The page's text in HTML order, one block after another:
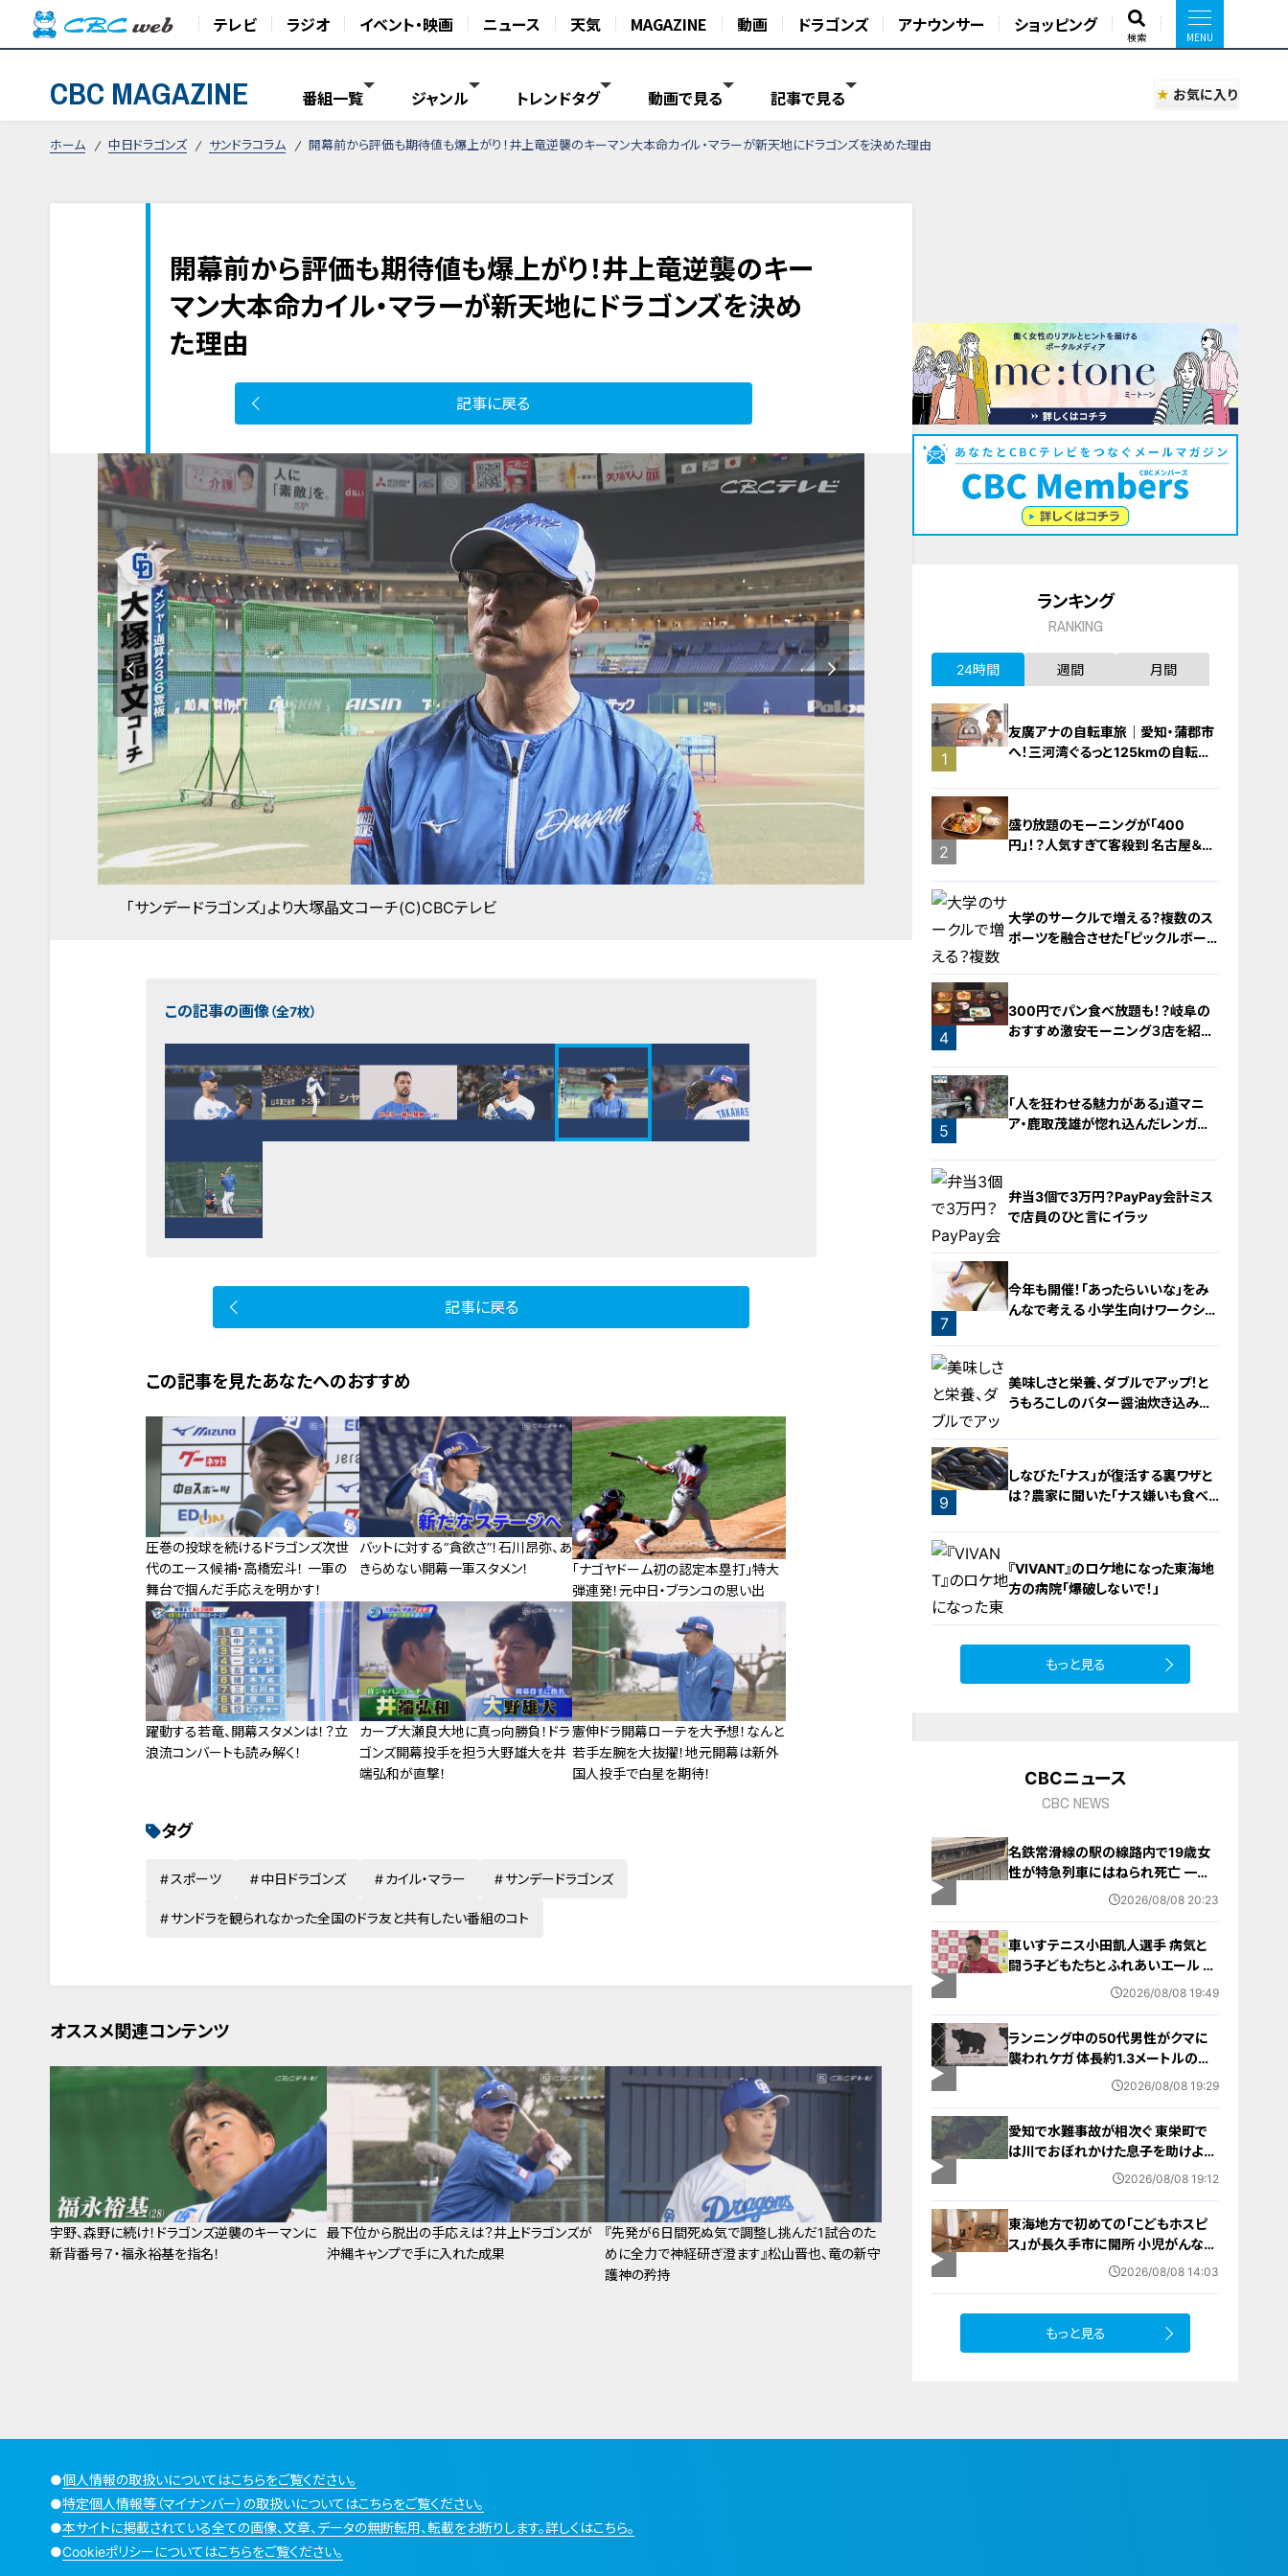
テレビ ラジオ イベント・映画 ニュース 天気 MAGAZINE 動画 ドラゴンズ アナウンサー ショッピング
検索
CBC MAGAZINE 番組一覧 ジャンル トレンドタグ 動画で見る 記事で見る お気に入り
ホーム 中日ドラゴンズ サンドラコラム 開幕前から評価も期待値も爆上がり！井上竜逆襲のキーマン大本命カイル・マラーが新天地にドラゴンズを決めた理由
開幕前から評価も期待値も爆上がり！井上竜逆襲のキー
マン大本命カイル・マラーが新天地にドラゴンズを決め
た理由
記事に戻る
「サンデードラゴンズ」より大塚晶文コーチ(C)CBCテレビ
この記事の画像（全7枚）
記事に戻る
この記事を見たあなたへのおすすめ
圧巻の投球を続けるドラゴンズ次世
代のエース候補・高橋宏斗！ 一軍の
舞台で掴んだ手応えを明かす！
バットに対する“貪欲さ”！石川昂弥、あ
きらめない開幕一軍スタメン！
「ナゴヤドーム初の認定本塁打」特大
弾連発！元中日・ブランコの思い出
躍動する若竜、開幕スタメンは！？立
浪流コンバートも読み解く！
カープ大瀬良大地に真っ向勝負！ドラ
ゴンズ開幕投手を担う大野雄大を井
端弘和が直撃！
憲伸ドラ開幕ローテを大予想！なんと
若手左腕を大抜擢！地元開幕は新外
国人投手で白星を期待！
タグ
スポーツ 中日ドラゴンズ カイル・マラー サンデードラゴンズ
サンドラを観られなかった全国のドラ友と共有したい番組のコト
オススメ関連コンテンツ
宇野、森野に続け！ドラゴンズ逆襲のキーマンに
新背番号７・福永裕基を指名！
最下位から脱出の手応えは？井上ドラゴンズが
沖縄キャンプで手に入れた成果
『先発が6日間死ぬ気で調整し挑んだ1試合のた
めに全力で神経研ぎ澄ます』松山晋也、竜の新守
護神の矜持
ランキング
RANKING
24時間 週間 月間
1
友廣アナの自転車旅｜愛知・蒲郡市
へ！三河湾ぐるっと125kmの自転車
2
盛り放題のモーニングが「400
円」！？人気すぎて客殺到 名古屋＆岐
3
大学のサークルで増える？複数のス
ポーツを融合させた「ピックルボー
4
300円でパン食べ放題も！？岐阜の
おすすめ激安モーニング３店を紹
5
「人を狂わせる魅力がある」道マニ
ア・鹿取茂雄が惚れ込んだレンガの
6
弁当3個で3万円？PayPay会計ミス
で店員のひと言にイラッ
7
今年も開催！「あったらいいな」をみ
んなで考える 小学生向けワークショ
8
美味しさと栄養、ダブルでアップ！と
うもろこしのバター醤油炊き込みご
9
しなびた「ナス」が復活する裏ワザと
は？農家に聞いた「ナス嫌いも食べ
『VIVANT』のロケ地になった東海地
方の病院「爆破しないで！」
もっと見る
CBCニュース
CBC NEWS
名鉄常滑線の駅の線路内で19歳女
性が特急列車にはねられ死亡 一部
区間で一時運転見合わせに お盆休
2026/08/08 20:23
車いすテニス小田凱人選手 病気と
闘う子どもたちとふれあいエール ス
ポーツの楽しさ伝える 名古屋・緑区
2026/08/08 19:49
ランニング中の50代男性がクマに
襲われケガ 体長約1.3メートルのツ
キノワグマに腕や足をかまれる 「つ
岐阜・高山市
2026/08/08 19:29
愛知で水難事故が相次ぐ 東栄町で
は川でおぼれかけた息子を助けよう
とし父親が心肺停止の状態で搬送
2026/08/08 19:12
東海地方で初めての「こどもホスピ
ス」が長久手市に開所 小児がんなど
重い病気の子どもと家族を支える施
2026/08/08 14:03
もっと見る
●個人情報の取扱いについてはこちらをご覧ください。
●特定個人情報等（マイナンバー）の取扱いについてはこちらをご覧ください。
●本サイトに掲載されている全ての画像、文章、データの無断転用、転載をお断りします。詳しくはこちら。
●Cookieポリシーについてはこちらをご覧ください。